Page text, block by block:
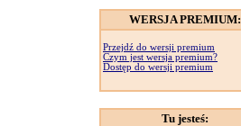
WERSJA PREMIUM:
Przejdź do wersji premium
Czym jest wersja premium?
Dostęp do wersji premium
Tu jesteś: